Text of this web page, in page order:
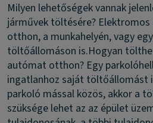
Milyen lehetőségek vannak
járművek töltésére?
otthon, a munkahelyén, vagy
töltőállomáson is.Hogyan
autómat otthon? Egy
ingatlanhoz saját töltőállomást
parkoló mással közös, akkor a
szüksége lehet az az épület